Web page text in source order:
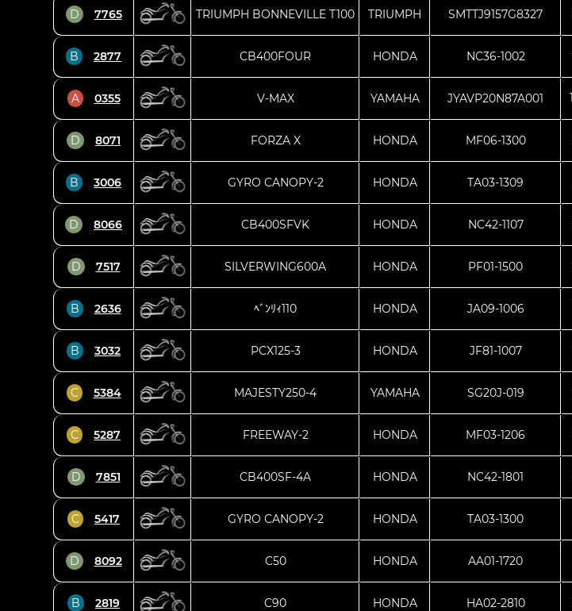
D 7765 TRIUMPH BONNEVILLE T100 TRIUMPH SMTTJ9157G8327
B 2877 CB400FOUR HONDA NC36-1002
A 0355 V-MAX YAMAHA JYAVP20N87A001
D 8071 FORZA X HONDA MF06-1300
B 3006 GYRO CANOPY-2 HONDA TA03-1309
D 8066 CB400SFVK HONDA NC42-1107
D 7517 SILVERWING600A HONDA PF01-1500
B 2636 ﾍﾞﾝﾘｨ110 HONDA JA09-1006
B 3032 PCX125-3 HONDA JF81-1007
C 5384 MAJESTY250-4 YAMAHA SG20J-019
C 5287 FREEWAY-2 HONDA MF03-1206
D 7851 CB400SF-4A HONDA NC42-1801
C 5417 GYRO CANOPY-2 HONDA TA03-1300
D 8092 C50 HONDA AA01-1720
B 2819 C90 HONDA HA02-2810